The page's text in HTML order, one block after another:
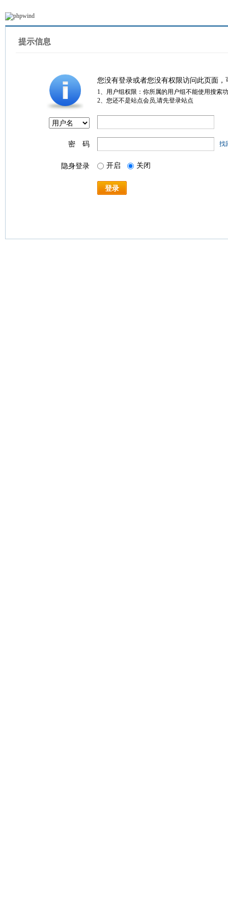
提示信息
您没有登录或者您没有权限访问此页面
1、用户组权限：你所属的用户组不能使用搜索
2、您还不是站点会员,请先登录站点
密 码 找
隐身登录 开启 关闭
登录